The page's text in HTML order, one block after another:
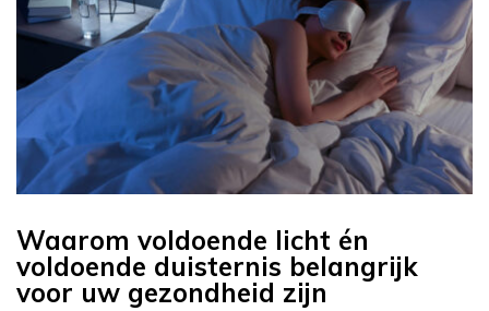
Waarom voldoende licht én
voldoende duisternis belangrijk
voor uw gezondheid zijn